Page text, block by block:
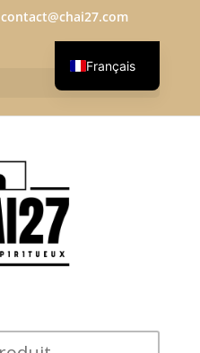
contact@chai27.com
Français
English